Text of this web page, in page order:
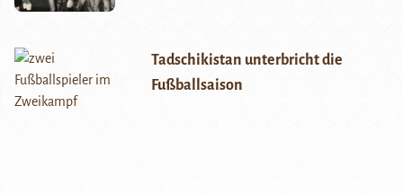
Tadschikistan unterbricht die
Fußballsaison